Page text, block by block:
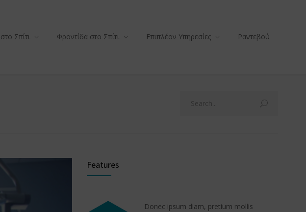
Σπίτι Φροντίδα στο Σπίτι Επιπλέον Υπηρεσίες Ραντεβού
Features
Donec ipsum diam, pretium mollis